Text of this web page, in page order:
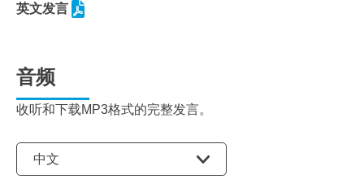
英文发言
音频
收听和下载MP3格式的完整发言。
选择语言
中文